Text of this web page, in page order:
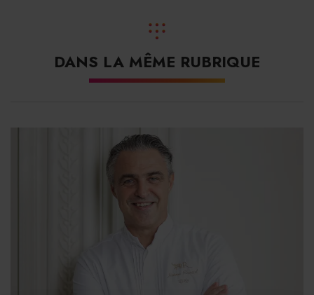
Des cocktails avec peu ou sans alcool
Grâce à cette création, Juseong Park a devancé les
deuxième et troisième. Au total, ce sont 51 mixologues
qui ont participé à l’édition 2024 du concours, organisée
les 3 et 4 décembre. Ils devaient imaginer un cocktail
alternatif et innovant, peu ou pas alcoolisé. À l’issue des
sélections et de la première journée de compétition, neuf
bartenders ont pu montrer leur savoir-faire lors de la
DANS LA MÊME RUBRIQUE